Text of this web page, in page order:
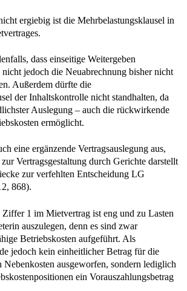
ergiebig ist die Mehrbelastungsklausel in
dass einseitige Weitergeben
nicht jedoch die Neuabrechnung bisher nicht
Außerdem dürfte die
der Inhaltskontrolle nicht standhalten, da
Auslegung – auch die rückwirkende
ermöglicht.
eine ergänzende Vertragsauslegung aus,
Vertragsgestaltung durch Gerichte darstellt
zur verfehlten Entscheidung LG
868).
1 im Mietvertrag ist eng und zu Lasten
auszulegen, denn es sind zwar
Betriebskosten aufgeführt. Als
jedoch kein einheitlicher Betrag für die
Nebenkosten ausgeworfen, sondern lediglich
ein Vorauszahlungsbetrag